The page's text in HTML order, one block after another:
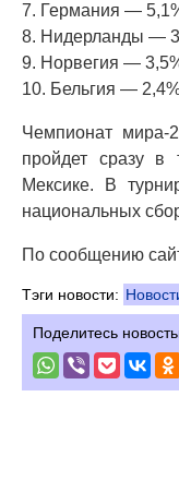
7. Германия —
8. Нидерланды —
9. Норвегия —
10. Бельгия —
Чемпионат мира-
пройдет сразу
Мексике. В
национальных
По сообщению
Тэги новости:
Поделитесь